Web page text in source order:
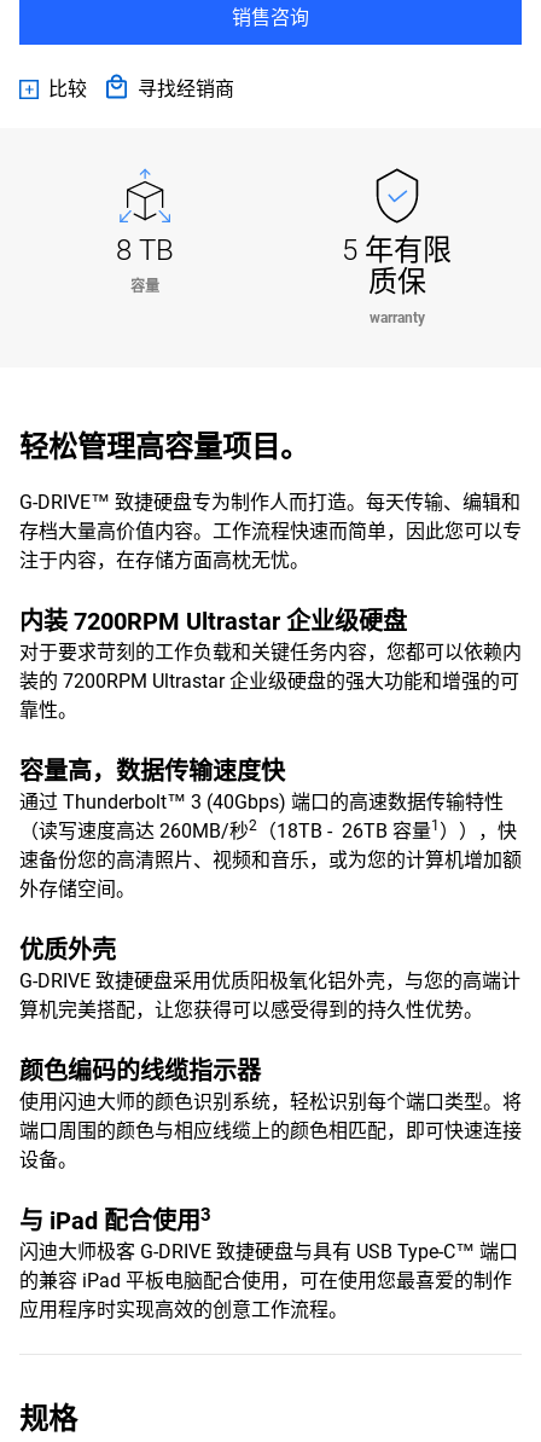
销售咨询
比较 寻找经销商
8 TB
容量
5 年有限
质保
warranty
轻松管理高容量项目。
G-DRIVE™ 致捷硬盘专为制作人而打造。每天传输、编辑和
存档大量高价值内容。工作流程快速而简单，因此您可以专
注于内容，在存储方面高枕无忧。
内装 7200RPM Ultrastar 企业级硬盘
对于要求苛刻的工作负载和关键任务内容，您都可以依赖内
装的 7200RPM Ultrastar 企业级硬盘的强大功能和增强的可
靠性。
容量高，数据传输速度快
通过 Thunderbolt™ 3 (40Gbps) 端口的高速数据传输特性
（读写速度高达 260MB/秒2 （18TB - 26TB 容量1 ）），快
速备份您的高清照片、视频和音乐，或为您的计算机增加额
外存储空间。
优质外壳
G-DRIVE 致捷硬盘采用优质阳极氧化铝外壳，与您的高端计
算机完美搭配，让您获得可以感受得到的持久性优势。
颜色编码的线缆指示器
使用闪迪大师的颜色识别系统，轻松识别每个端口类型。将
端口周围的颜色与相应线缆上的颜色相匹配，即可快速连接
设备。
与 iPad 配合使用3
闪迪大师极客 G-DRIVE 致捷硬盘与具有 USB Type-C™ 端口
的兼容 iPad 平板电脑配合使用，可在使用您最喜爱的制作
应用程序时实现高效的创意工作流程。
规格